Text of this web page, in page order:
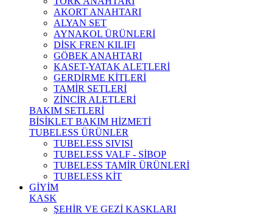
AKORT ANAHTARI
ALYAN SET
AYNAKOL ÜRÜNLERİ
DİSK FREN KILIFI
GÖBEK ANAHTARI
KASET-YATAK ALETLERİ
GERDİRME KİTLERİ
TAMİR SETLERİ
ZİNCİR ALETLERİ
BAKIM SETLERİ
BİSİKLET BAKIM HİZMETİ
TUBELESS ÜRÜNLER
TUBELESS SIVISI
TUBELESS VALF - SİBOP
TUBELESS TAMİR ÜRÜNLERİ
TUBELESS KİT
GİYİM
KASK
ŞEHİR VE GEZİ KASKLARI